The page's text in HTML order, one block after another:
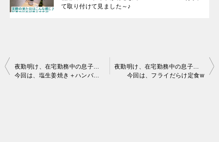
て取り付けて見ました～♪
投
夜勤明け、在宅勤務中の息子と自炊ランチを食べるお話し♪
今回は、塩生姜焼き＋ハンバーグ♪
夜勤明け、在宅勤務中の息子と自炊ランチを食べるお話し♪
今回は、フライだらけ定食w